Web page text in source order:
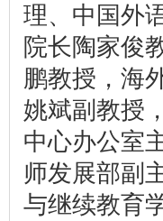
理、中国外
院长陶家俊
鹏教授，海
姚斌副教授
中心办公室
师发展部副
与继续教育